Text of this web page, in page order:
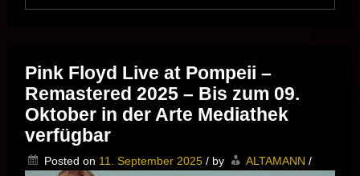
FERNSEHEN!
+++
DOKUMENTATION!
+++
FÜR
LEGENDEN
Pink Floyd Live at Pompeii –
Remastered 2025 – Bis zum 09.
Oktober in der Arte Mediathek
verfügbar
Posted on 11. September 2025 / by ALTAMANN /